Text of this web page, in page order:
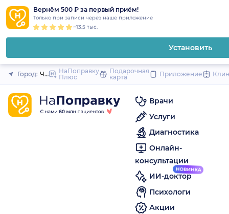
Вернём 500 ₽ за первый приём!
Только при записи через наше приложение
~13.5 тыс.
Установить
Закрыть
Город: ЧелябинскНаПоправку
Плюс
Подарочная
карта
Приложение
Врачи
Услуги
Диагностика
Онлайн-
консультации
ИИ-доктор
Психологи
Акции